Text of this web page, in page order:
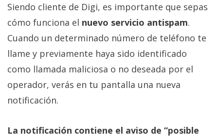
Siendo cliente de Digi, es importante que sepas
cómo funciona el nuevo servicio antispam.
Cuando un determinado número de teléfono te
llame y previamente haya sido identificado
como llamada maliciosa o no deseada por el
operador, verás en tu pantalla una nueva
notificación.
La notificación contiene el aviso de “posible